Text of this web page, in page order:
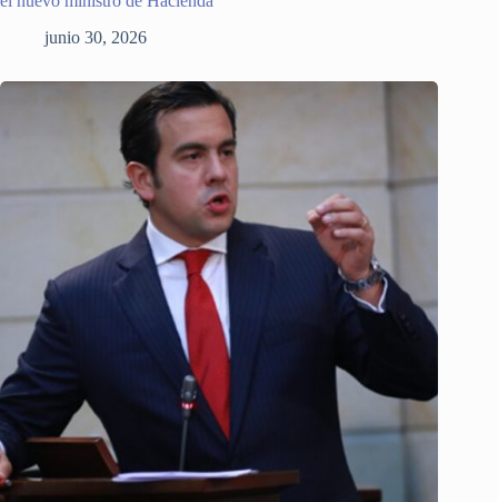
junio 30, 2026